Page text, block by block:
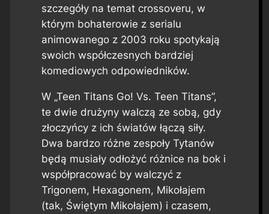
szczegóły na temat crossoveru, w
którym bohaterowie z serialu
animowanego z 2003 roku spotykają
swoich współczesnych bardziej
komediowych odpowiedników.
W „Teen Titans Go! Vs. Teen Titans”,
te dwie drużyny walczą ze sobą, gdy
złoczyńcy z ich światów łączą siły.
Dwa bardzo różne zespoły Tytanów
będą musiały odłożyć różnice na bok i
współpracować by walczyć z
Trigonem, Hexagonem, Mikołajem
(tak, Świętym Mikołajem) i czasem,